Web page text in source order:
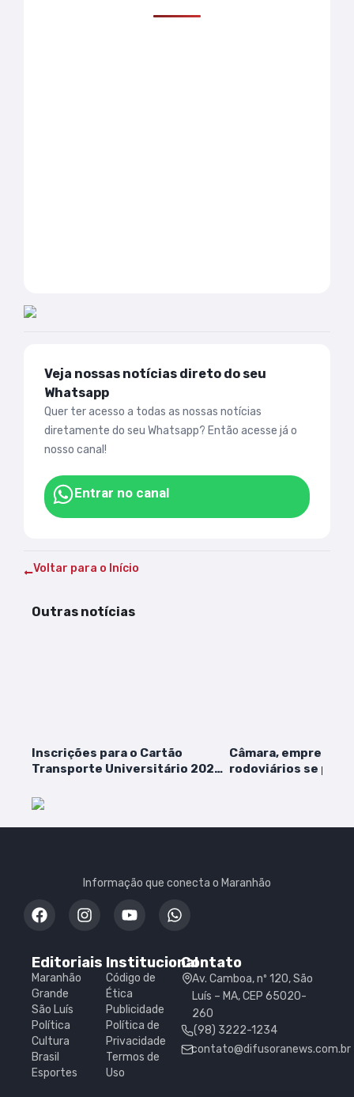
Veja nossas notícias direto do seu
Whatsapp
Quer ter acesso a todas as nossas notícias
diretamente do seu Whatsapp? Então acesse já o
nosso canal!
Entrar no canal
Voltar para o Início
Outras notícias
Inscrições para o Cartão
Transporte Universitário 2026
março
Câmara,
rodoviários se
Informação que conecta o Maranhão
Editoriais
Maranhão
Grande
São Luís
Política
Cultura
Brasil
Esportes
Institucional
Código de
Ética
Publicidade
Política de
Privacidade
Termos de
Uso
Contato
Av. Camboa, nº 120, São
Luís – MA, CEP 65020-
260
(98) 3222-1234
contato@difusoranews.com.br